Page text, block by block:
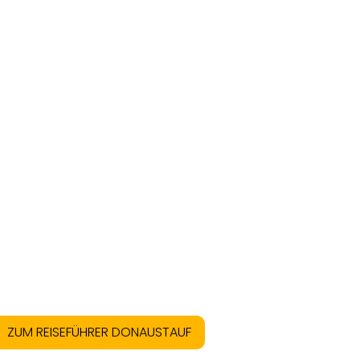
ZUM REISEFÜHRER DONAUSTAUF